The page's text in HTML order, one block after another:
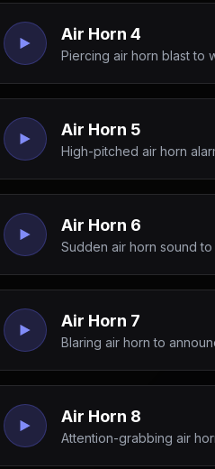
Air Horn 4
Piercing air horn blast to
Air Horn 5
High-pitched air horn
Air Horn 6
Sudden air horn sound
Air Horn 7
Blaring air horn to
Air Horn 8
Attention-grabbing air